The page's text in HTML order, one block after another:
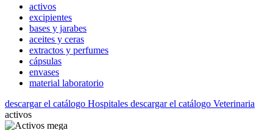
activos
excipientes
bases y jarabes
aceites y ceras
extractos y perfumes
cápsulas
envases
material laboratorio
descargar el catálogo Hospitales descargar el catálogo Veterinaria
activos